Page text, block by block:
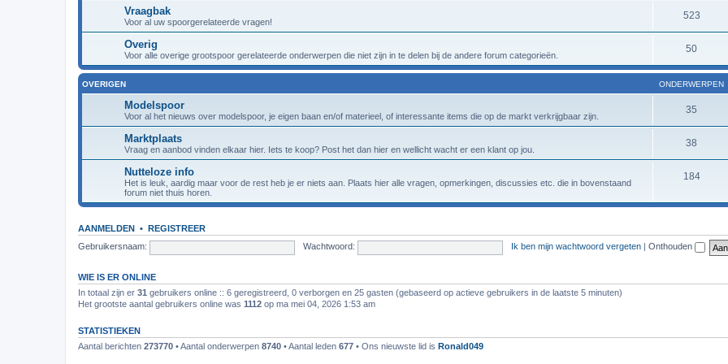
Vraagbak
Voor al uw spoorgerelateerde vragen!
523
Overig
Voor alle overige grootspoor gerelateerde onderwerpen die niet zijn in te delen bij de andere forum categorieën.
50
OVERIGEN ONDERWERPEN
Modelspoor
Voor al het nieuws over modelspoor, je eigen baan en/of materieel, of interessante items die op de markt verkrijgbaar zijn.
35
Marktplaats
Vraag en aanbod vinden elkaar hier. Iets te koop? Post het dan hier en wellicht wacht er een klant op jou.
38
Nutteloze info
Het is leuk, aardig maar voor de rest heb je er niets aan. Plaats hier alle vragen, opmerkingen, discussies etc. die in bovenstaand
forum niet thuis horen.
184
AANMELDEN • REGISTREER
Gebruikersnaam:
Wachtwoord: Ik ben mijn wachtwoord vergeten Onthouden
WIE IS ER ONLINE
In totaal zijn er 31 gebruikers online :: 6 geregistreerd, 0 verborgen en 25 gasten (gebaseerd op actieve gebruikers in de laatste 5 minuten)
Het grootste aantal gebruikers online was 1112 op ma mei 04, 2026 1:53 am
STATISTIEKEN
Aantal berichten 273770 • Aantal onderwerpen 8740 • Aantal leden 677 • Ons nieuwste lid is Ronald049